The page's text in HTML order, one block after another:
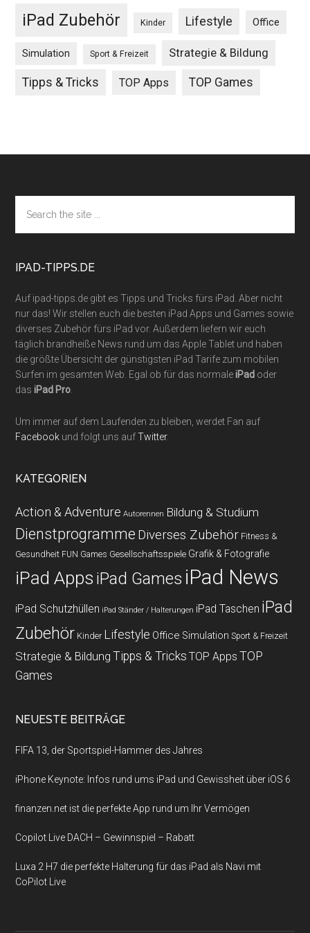
iPad Zubehör Kinder Lifestyle Office
Simulation Sport & Freizeit Strategie & Bildung
Tipps & Tricks TOP Apps TOP Games
Footer
the
site
IPAD-TIPPS.DE
Auf ipad-tipps.de gibt es Tipps und Tricks fürs iPad. Aber nicht
nur das! Wir stellen euch die besten iPad Apps und Games sowie
diverses Zubehör fürs iPad vor. Außerdem liefern wir euch
täglich brandheiße News rund um das Apple Tablet und haben
die größte Übersicht der günstigsten iPad Tarife zum mobilen
Surfen im gesamten Web. Egal ob für das normaleiPad oder
dasiPad Pro
Um immer auf dem Laufenden zu bleiben, werdet Fan auf
Facebook und folgt uns aufTwitter.
KATEGORIEN
Action & Adventure Autorennen Bildung & Studium
Dienstprogramme Diverses Zubehör Fitness &
Gesundheit FUN Games Gesellschaftsspiele Grafik & Fotografie
iPad Apps iPad Games iPad News
iPad Schutzhüllen iPad Ständer / Halterungen iPad Taschen iPad
Zubehör Kinder Lifestyle Office Simulation Sport & Freizeit
Strategie & Bildung Tipps & Tricks TOP Apps TOP
Games
NEUESTE BEITRÄGE
FIFA 13, der Sportspiel-Hammer des Jahres
iPhone Keynote: Infos rund ums iPad und Gewissheit über iOS 6
finanzen.net ist die perfekte App rund um Ihr Vermögen
Copilot Live DACH – Gewinnspiel – Rabatt
Luxa 2 H7 die perfekte Halterung für das iPad als Navi mit
CoPilot Live